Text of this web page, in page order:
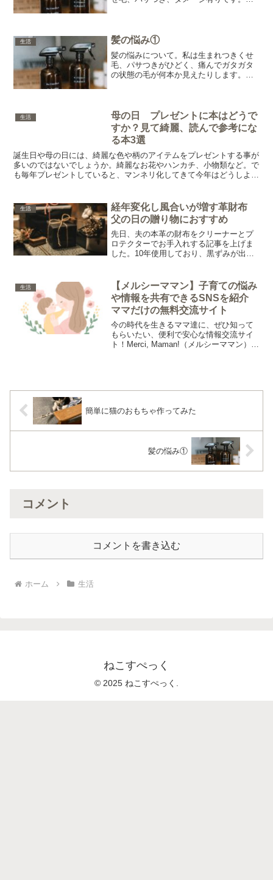
に、面倒だからというのもあ...
生活 髪の悩み①
髪の悩みについて。私は生まれつきくせ
毛、パサつきがひどく、痛んでガタガタ
の状態の毛が何本か見えたりします。か
し、縮毛矯正は高いですね。...
生活
母の日 プレゼントに本はどうで
すか？見て綺麗、読んで参考にな
る本3選
誕生日や母の日には、綺麗な色や柄のアイテムをプレゼントする事が
多いのではないでしょうか。綺麗なお花やハンカチ、小物類など。で
も毎年プレゼントしていると、マンネリ化してきて今年はどうしよ
生活
経年変化し風合いが増す革財布
父の日の贈り物におすすめ
先日、夫の本革の財布をクリーナーとプ
ロテクターでお手入れする記事を上げま
した。10年使用しており、黒ずみが出て
心地になりました。お気に入りのアイテ
ムは、いつまでも使い続け...
生活
【メルシーママン】子育ての悩み
や情報を共有できるSNSを紹介
ママだけの無料交流サイト
今の時代を生きるママ達に、ぜひ知って
もらいたい、便利で安心な情報交流サイ
ト！Merci, Maman!（メルシーママン）に
簡単に猫のおもちゃ作ってみた
髪の悩み①
コメント
コメントを書き込む
ホーム 生活
ねこすぺっく
© 2025 ねこすぺっく.